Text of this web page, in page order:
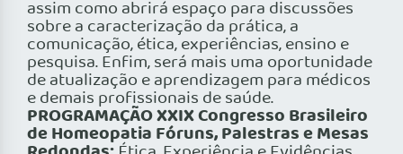
assim como abrirá espaço para discussões
sobre a caracterização da prática, a
comunicação, ética, experiências, ensino e
pesquisa. Enfim, será mais uma oportunidade
de atualização e aprendizagem para médicos
e demais profissionais de saúde.
PROGRAMAÇÃO XXIX Congresso Brasileiro
de Homeopatia Fóruns, Palestras e Mesas